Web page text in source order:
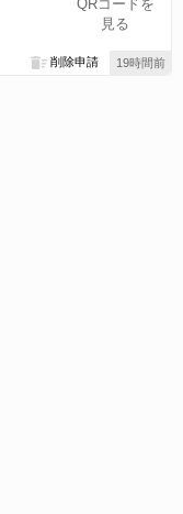
QRコードを
見る
19時間前
削除申請